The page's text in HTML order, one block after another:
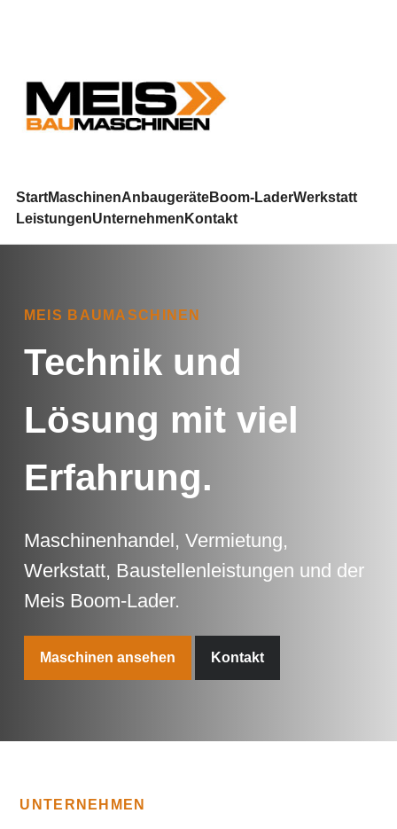
StartMaschinenAnbaugeräteBoom-LaderWerkstatt
LeistungenUnternehmen Kontakt
MEIS BAUMASCHINEN
Technik und
Lösung mit viel
Erfahrung.
Maschinenhandel, Vermietung,
Werkstatt, Baustellenleistungen und der
Meis Boom-Lader.
Maschinen ansehen Kontakt
UNTERNEHMEN